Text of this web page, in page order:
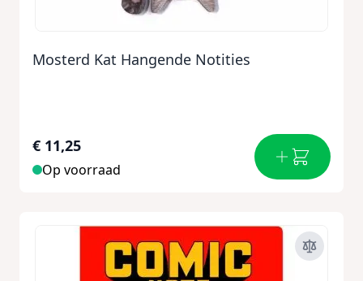
Mosterd Kat Hangende Notities
€ 11,25
Op voorraad